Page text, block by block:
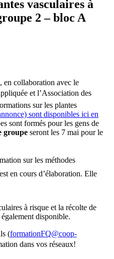
vasculaires à
2 – bloc A
en collaboration avec le
et l’Association des
sur les plantes
sont disponibles ici en
sont formés pour les gens de
groupe seront les 7 mai pour le
sur les méthodes
en cours d’élaboration. Elle
à risque et la récolte de
disponible.
(formationFQ@coop-
dans vos réseaux!